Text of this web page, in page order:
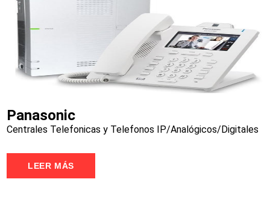
Panasonic
Centrales Telefonicas y Telefonos IP/Analógicos/Digitales
LEER MÁS